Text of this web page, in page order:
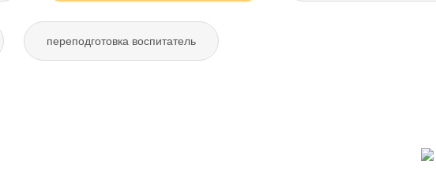
переподготовка воспитатель